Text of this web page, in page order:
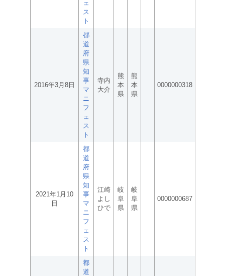
ェ
ス
ト
2016年3月8日
都
道
府
県
知
事
マ
ニ
フ
ェ
ス
ト
寺内
大介
熊
本
県
熊
本
県
0000000318
2021年1月10
日
都
道
府
県
知
事
マ
ニ
フ
ェ
ス
ト
江崎
よし
ひで
岐
阜
県
岐
阜
県
0000000687
都
道